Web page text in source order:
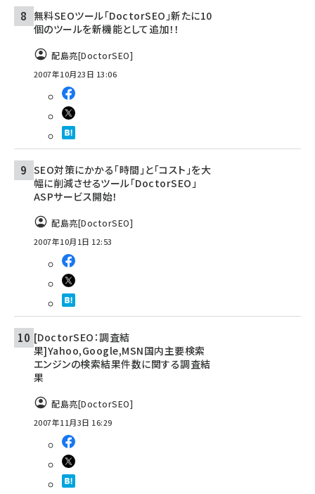
無料SEOツール「DoctorSEO」新たに10
個のツールを新機能として追加！！
配島亮[DoctorSEO]
2007年10月23日 13:06
SEO対策にかかる「時間」と「コスト」を大
幅に削減させるツール「DoctorSEO」
ASPサービス開始！
配島亮[DoctorSEO]
2007年10月1日 12:53
[DoctorSEO：調査結
果]Yahoo,Google,MSN国内主要検索
エンジンの検索結果件数に関する調査結
果
配島亮[DoctorSEO]
2007年11月3日 16:29